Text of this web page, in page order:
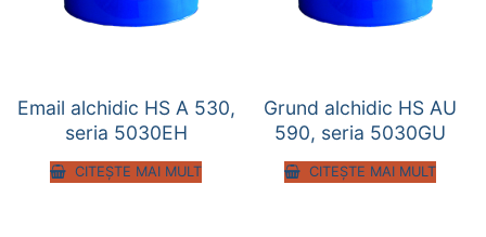
Email alchidic HS A 530,
seria 5030EH
CITEȘTE MAI MULT
Grund alchidic HS AU
590, seria 5030GU
CITEȘTE MAI MULT